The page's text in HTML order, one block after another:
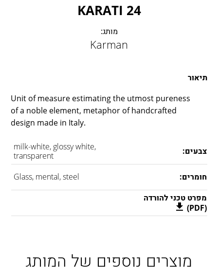
ROGER PRADIER
PORSCHE
CATELLANI & SMITH
24 KARATI
מותג:
Karman
תיאור
Unit of measure estimating the utmost pureness
of a noble element, metaphor of handcrafted
design made in Italy.
צבעים:
milk-white, glossy white,
transparent
חומרים:
Glass, mental, steel
מפרט טכני להורדה
(PDF)
מוצרים נוספים של המותג